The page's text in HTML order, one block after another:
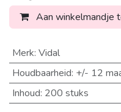
Aan winkelmandje
Merk: Vidal
Houdbaarheid: +/- 12
Inhoud: 200 stuks